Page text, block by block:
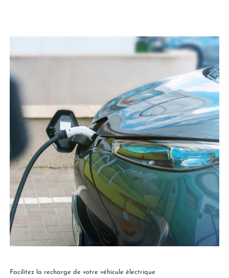
Facilitez la recharge de votre véhicule électrique